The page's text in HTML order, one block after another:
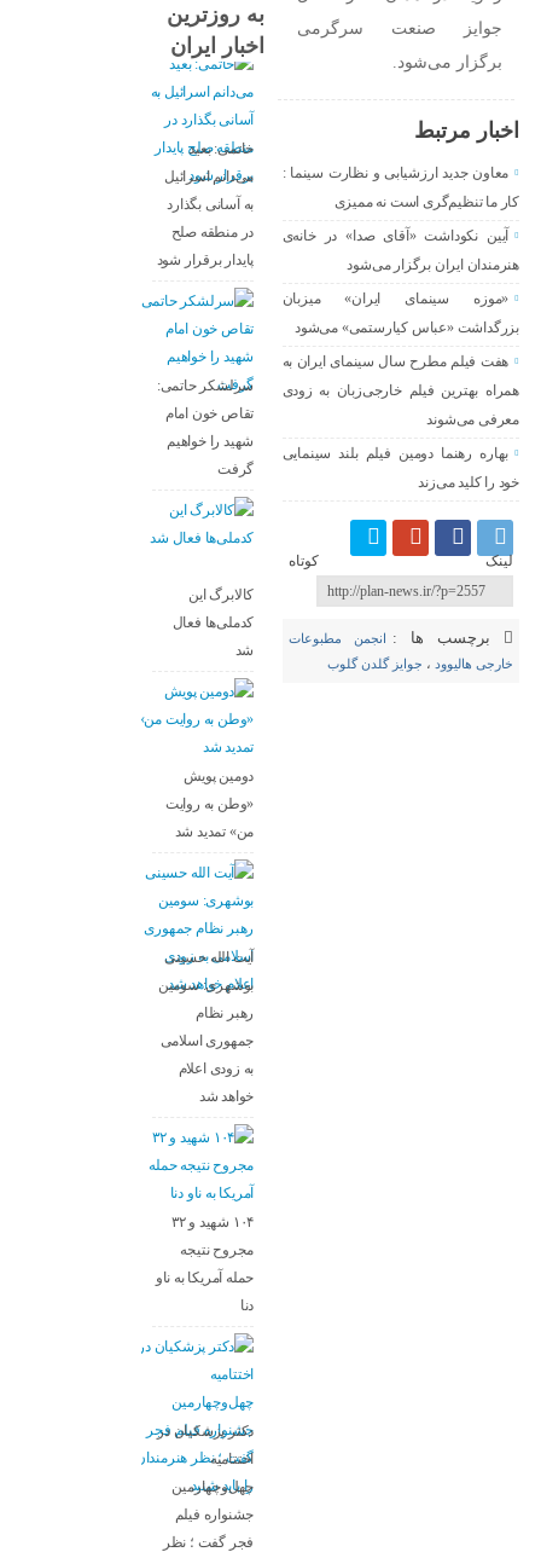
جوایز صنعت سرگرمی
برگزار می‌شود.
اخبار مرتبط
معاون جدید ارزشیابی و نظارت سینما :
کار ما تنظیم‌گری است نه ممیزی
آیین نکوداشت «آقای صدا» در خانه‌ی
هنرمندان ایران برگزار می‌شود
«موزه سینمای ایران» میزبان
بزرگداشت «عباس کیارستمی» می‌شود
هفت فیلم مطرح سال سینمای ایران به
همراه بهترین فیلم خارجی‌زبان به زودی
معرفی می‌شوند
بهاره رهنما دومین فیلم بلند سینمایی
خود را کلید می‌زند
لینک کوتاه
برچسب ها : انجمن مطبوعات
خارجی هالیوود ، جوایز گلدن گلوب
به روزترین
اخبار ایران
خاتمی: بعید
می‌دانم اسرائیل
به آسانی بگذارد
در منطقه صلح
پایدار برقرار شود
سرلشکر حاتمی:
تقاص خون امام
شهید را خواهیم
گرفت
کالابرگ این
کدملی‌ها فعال
شد
دومین پویش
«وطن به روایت
من» تمدید شد
آیت الله حسینی
بوشهری: سومین
رهبر نظام
جمهوری اسلامی
به زودی اعلام
خواهد شد
۱۰۴ شهید و ۳۲
مجروح نتیجه
حمله آمریکا به ناو
دنا
دکتر پزشکیان در
اختتامیه
چهل‌وچهارمین
جشنواره فیلم
فجر گفت ؛ نظر